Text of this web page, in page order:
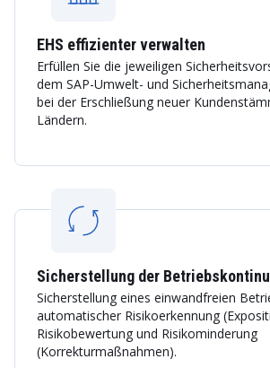
EHS effizienter verwalten
Erfüllen Sie die jeweiligen
dem SAP-Umwelt- und
bei der Erschließung neuer
Ländern.
Sicherstellung der
Sicherstellung eines einwandfreien
automatischer Risikoerkennung
Risikobewertung und Risikominderung
(Korrekturmaßnahmen).